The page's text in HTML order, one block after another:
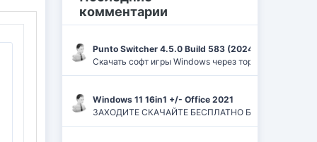
комментарии
Punto Switcher 4.5.0 Build 583 (2024) РС | RePack
Скачать софт игры Windows через торрент Ufrag:
Windows 11 16in1 +/- Office 2021
ЗАХОДИТЕ СКАЧАЙТЕ БЕСПЛАТНО БЕЗ